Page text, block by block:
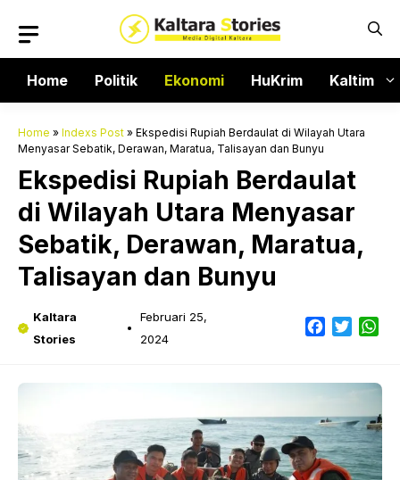
isi
Home
Politik Ekonomi HuKrim Kaltim
Home » Indexs Post » Ekspedisi Rupiah Berdaulat di Wilayah Utara
Menyasar Sebatik, Derawan, Maratua, Talisayan dan Bunyu
Ekspedisi Rupiah Berdaulat
di Wilayah Utara Menyasar
Sebatik, Derawan, Maratua,
Talisayan dan Bunyu
Kaltara
Stories
Februari 25,
2024
Facebook
Twitter